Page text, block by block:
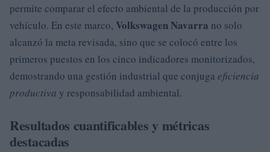
permite comparar el efecto ambiental de la producción por
vehículo. En este marco, Volkswagen Navarra no solo
alcanzó la meta revisada, sino que se colocó entre los
primeros puestos en los cinco indicadores monitorizados,
demostrando una gestión industrial que conjuga eficiencia
productiva y responsabilidad ambiental.
Resultados cuantificables y métricas
destacadas